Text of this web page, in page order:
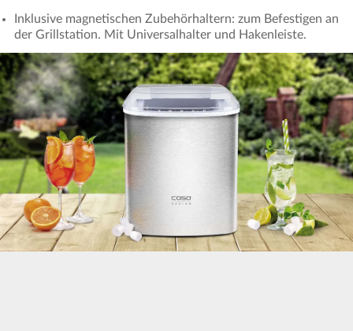
Inklusive magnetischen Zubehörhaltern: zum Befestigen an
der Grillstation. Mit Universalhalter und Hakenleiste.